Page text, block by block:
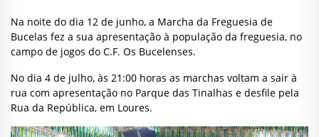
Na noite do dia 12 de junho, a Marcha da Freguesia de
Bucelas fez a sua apresentação à população da freguesia, no
campo de jogos do C.F. Os Bucelenses.
No dia 4 de julho, às 21:00 horas as marchas voltam a sair à
rua com apresentação no Parque das Tinalhas e desfile pela
Rua da República, em Loures.